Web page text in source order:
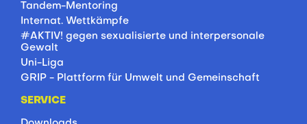
Tandem-Mentoring
Internat. Wettkämpfe
#AKTIV! gegen sexualisierte und interpersonale
Gewalt
Uni-Liga
GRIP - Plattform für Umwelt und Gemeinschaft
SERVICE